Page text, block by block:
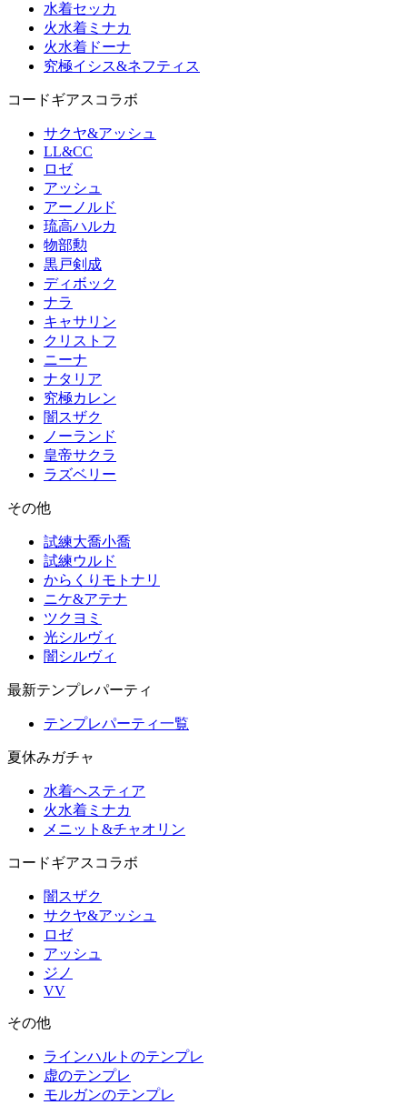
水着セッカ
火水着ミナカ
火水着ドーナ
究極イシス&ネフティス
コードギアスコラボ
サクヤ&アッシュ
LL&CC
ロゼ
アッシュ
アーノルド
琉高ハルカ
物部勲
黒戸剣成
ディボック
ナラ
キャサリン
クリストフ
ニーナ
ナタリア
究極カレン
闇スザク
ノーランド
皇帝サクラ
ラズベリー
その他
試練大喬小喬
試練ウルド
からくりモトナリ
ニケ&アテナ
ツクヨミ
光シルヴィ
闇シルヴィ
最新テンプレパーティ
テンプレパーティ一覧
夏休みガチャ
水着ヘスティア
火水着ミナカ
メニット&チャオリン
コードギアスコラボ
闇スザク
サクヤ&アッシュ
ロゼ
アッシュ
ジノ
VV
その他
ラインハルトのテンプレ
虚のテンプレ
モルガンのテンプレ